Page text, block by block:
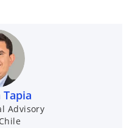
Advisory